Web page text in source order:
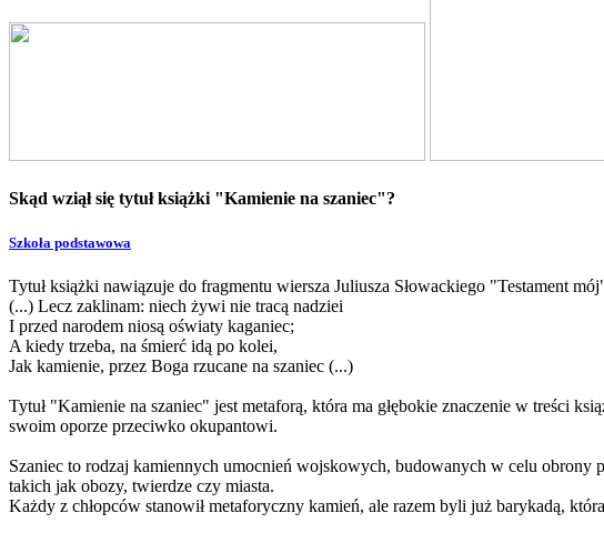
Skąd wziął się tytuł książki "Kamienie na szaniec"?
Szkoła podstawowa
Tytuł książki nawiązuje do fragmentu wiersza Juliusza Słowackiego "Testament
(...) Lecz zaklinam: niech żywi nie tracą nadziei
I przed narodem niosą oświaty kaganiec;
A kiedy trzeba, na śmierć idą po kolei,
Jak kamienie, przez Boga rzucane na szaniec (...)
Tytuł "Kamienie na szaniec" jest metaforą, która ma głębokie znaczenie w treści
swoim oporze przeciwko okupantowi.
Szaniec to rodzaj kamiennych umocnień wojskowych, budowanych w celu obrony
takich jak obozy, twierdze czy miasta.
Każdy z chłopców stanowił metaforyczny kamień, ale razem byli już barykadą,